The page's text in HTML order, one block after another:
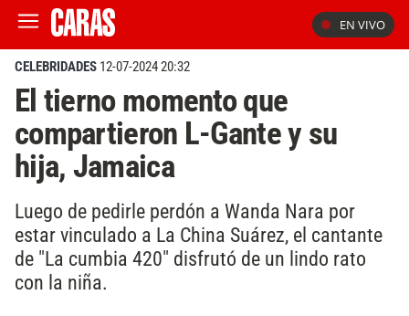
EN VIVO
CELEBRIDADES 12-07-2024 20:32
El tierno momento que
compartieron L-Gante y su
hija, Jamaica
Luego de pedirle perdón a Wanda Nara por
estar vinculado a La China Suárez, el cantante
de "La cumbia 420" disfrutó de un lindo rato
con la niña.